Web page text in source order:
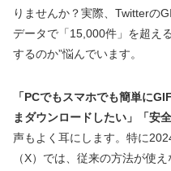
りませんか？実際、Twitterの
データで「15,000件」を超え
するのか”悩んでいます。
「PCでもスマホでも簡単に
まダウンロードしたい」「安
声もよく耳にします。特に
（X）では、従来の方法が使